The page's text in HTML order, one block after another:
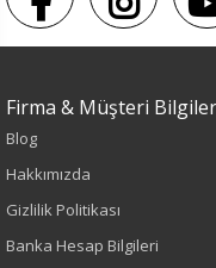
Renk
Sezon
Firma & Müşteri
Blog
Hakkımızda
Gizlilik Politikası
Banka Hesap Bilgileri